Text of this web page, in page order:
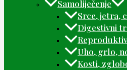
Samoliječenje
Srce, jetra,
Digestivni
Uho, grlo,
Kosti,